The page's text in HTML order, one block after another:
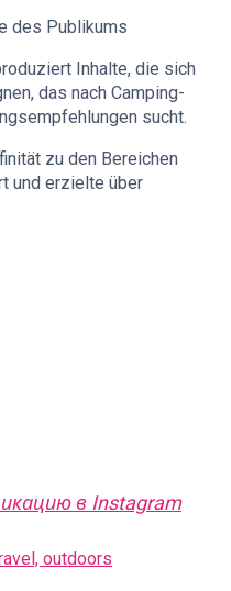
des Publikums
Inhalte, die sich
das nach Camping-
sucht.
zu den Bereichen
und erzielte über
в Instagram
outdoors